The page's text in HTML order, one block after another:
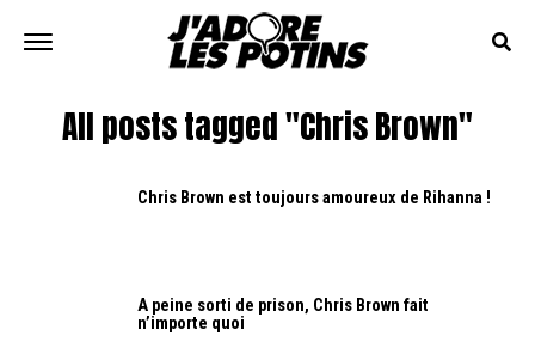
All posts tagged "Chris Brown"
Chris Brown est toujours amoureux de Rihanna !
A peine sorti de prison, Chris Brown fait
n’importe quoi